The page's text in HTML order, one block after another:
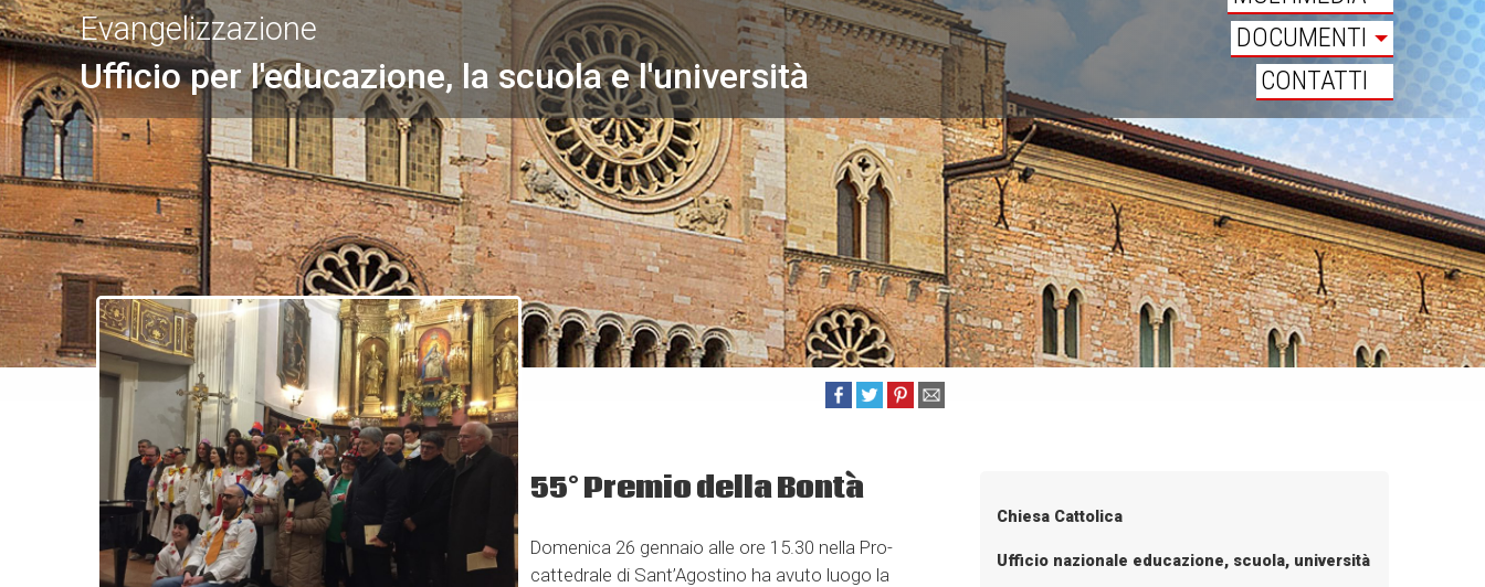
Ufficio per l'educazione, la scuola e l'università
Evangelizzazione
DOCUMENTI
CONTATTI
55° Premio della Bontà
Domenica 26 gennaio alle ore 15.30 nella Pro-
cattedrale di Sant’Agostino ha avuto luogo la
Chiesa Cattolica
Ufficio nazionale educazione, scuola, università